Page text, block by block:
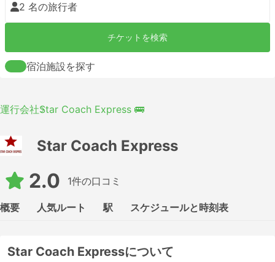
2 名の旅行者
チケットを検索
宿泊施設を探す
運行会社Star Coach Express 🚌
Star Coach Express
2.0 1件の口コミ
概要 人気ルート 駅 スケジュールと時刻表
Star Coach Expressについて